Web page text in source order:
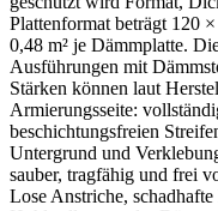
Plattenformat beträgt 120
0,48 m² je Dämmplatte.
Ausführungen mit
Stärken können laut
Armierungsseite:
beschichtungsfreien
Untergrund und
sauber, tragfähig und frei
Lose Anstriche,